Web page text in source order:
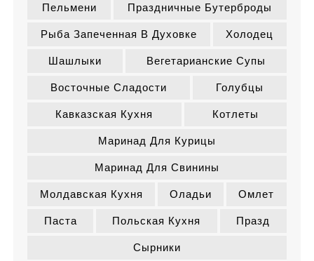
Пельмени Праздничные Бутерброды
Рыба Запеченная В Духовке Холодец
Шашлыки Вегетарианские Супы
Восточные Сладости Голубцы
Кавказская Кухня Котлеты
Маринад Для Курицы
Маринад Для Свинины
Молдавская Кухня Оладьи Омлет
Паста Польская Кухня Празд
Сырники